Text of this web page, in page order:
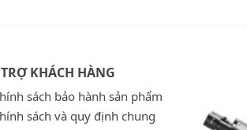
KHÁCH HÀNG
sách bảo hành sản phẩm
sách và quy định chung